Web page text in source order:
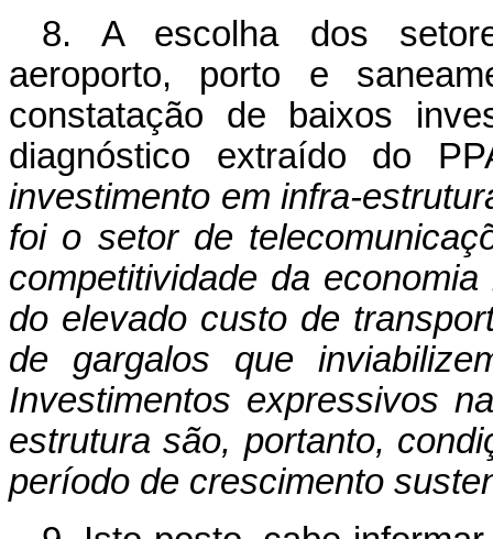
8. A escolha dos
aeroporto, porto e
constatação de baixos
diagnóstico extraído do
investimento em infra-
foi o setor de
competitividade da
do elevado custo de
de gargalos que
Investimentos expressivos
estrutura são, portanto,
período de crescimento